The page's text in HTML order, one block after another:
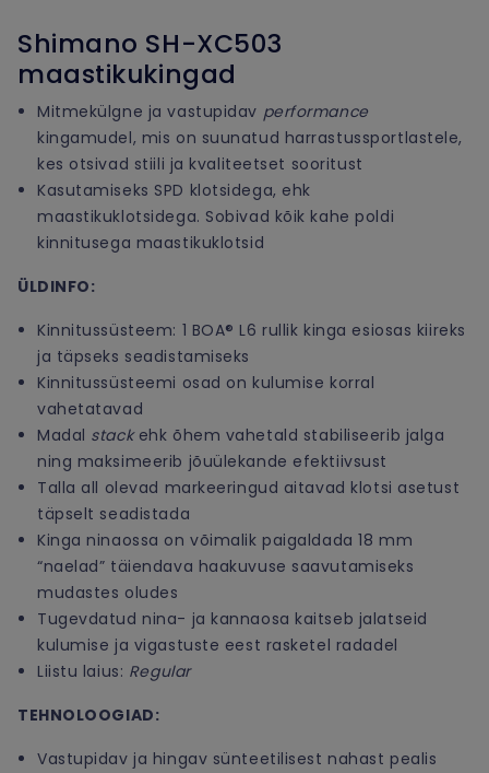
Shimano SH-XC503
maastikukingad
Mitmekülgne ja vastupidav performance
kingamudel, mis on suunatud harrastussportlastele,
kes otsivad stiili ja kvaliteetset sooritust
Kasutamiseks SPD klotsidega, ehk
maastikuklotsidega. Sobivad kõik kahe poldi
kinnitusega maastikuklotsid
ÜLDINFO:
Kinnitussüsteem: 1 BOA® L6 rullik kinga esiosas kiireks
ja täpseks seadistamiseks
Kinnitussüsteemi osad on kulumise korral
vahetatavad
Madal stackehk õhem vahetald stabiliseerib jalga
ning maksimeerib jõuülekande efektiivsust
Talla all olevad markeeringud aitavad klotsi asetust
täpselt seadistada
Kinga ninaossa on võimalik paigaldada 18 mm
“naelad” täiendava haakuvuse saavutamiseks
mudastes oludes
Tugevdatud nina- ja kannaosa kaitseb jalatseid
kulumise ja vigastuste eest rasketel radadel
Liistu laius: Regular
TEHNOLOOGIAD:
Vastupidav ja hingav sünteetilisest nahast pealis